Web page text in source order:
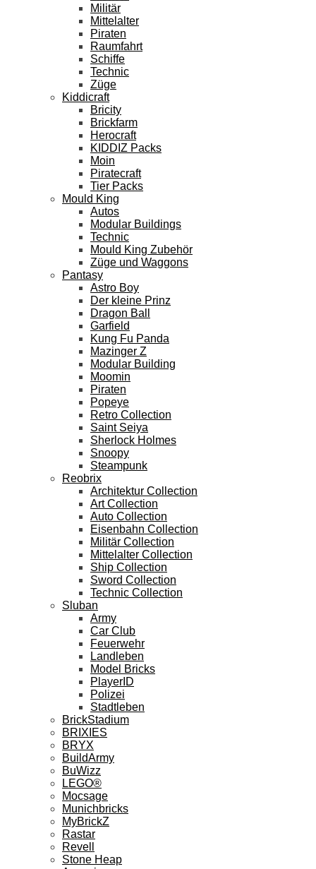
Militär
Mittelalter
Piraten
Raumfahrt
Schiffe
Technic
Züge
Kiddicraft
Bricity
Brickfarm
Herocraft
KIDDIZ Packs
Moin
Piratecraft
Tier Packs
Mould King
Autos
Modular Buildings
Technic
Mould King Zubehör
Züge und Waggons
Pantasy
Astro Boy
Der kleine Prinz
Dragon Ball
Garfield
Kung Fu Panda
Mazinger Z
Modular Building
Moomin
Piraten
Popeye
Retro Collection
Saint Seiya
Sherlock Holmes
Snoopy
Steampunk
Reobrix
Architektur Collection
Art Collection
Auto Collection
Eisenbahn Collection
Militär Collection
Mittelalter Collection
Ship Collection
Sword Collection
Technic Collection
Sluban
Army
Car Club
Feuerwehr
Landleben
Model Bricks
PlayerID
Polizei
Stadtleben
BrickStadium
BRIXIES
BRYX
BuildArmy
BuWizz
LEGO®
Mocsage
Munichbricks
MyBrickZ
Rastar
Revell
Stone Heap